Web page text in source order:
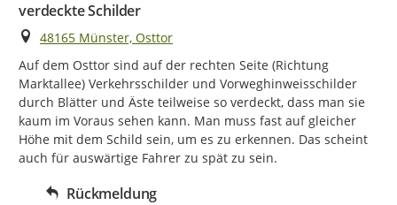
verdeckte Schilder
Ort
48165 Münster, Osttor
Auf dem Osttor sind auf der rechten Seite (Richtung
Marktallee) Verkehrsschilder und Vorweghinweisschilder
durch Blätter und Äste teilweise so verdeckt, dass man sie
kaum im Voraus sehen kann. Man muss fast auf gleicher
Höhe mit dem Schild sein, um es zu erkennen. Das scheint
auch für auswärtige Fahrer zu spät zu sein.
Rückmeldung